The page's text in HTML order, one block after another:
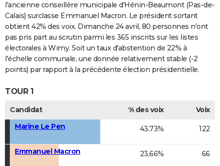
l'ancienne conseillère municipale d'Hénin-Beaumont (Pas-de-
Calais) surclasse Emmanuel Macron. Le président sortant
obtient 42% des voix. Dimanche 24 avril, 80 personnes n'ont
pas pris part au scrutin parmi les 365 inscrits sur les listes
électorales à Wimy. Soit un taux d'abstention de 22% à
l'échelle communale, une donnée relativement stable (-2
points) par rapport à la précédente élection présidentielle.
TOUR 1
Candidat % des voix
Voix
Marine Le Pen
43,73% 122
Emmanuel Macron 23,66% 66